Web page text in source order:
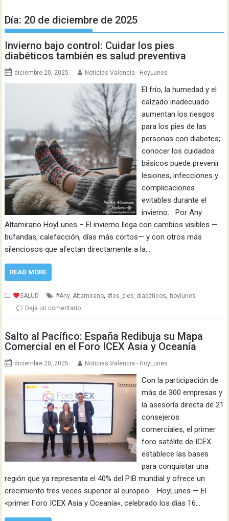
Día: 20 de diciembre de 2025
Invierno bajo control: Cuidar los pies
diabéticos también es salud preventiva
diciembre 20, 2025 Noticias Valencia - HoyLunes
El frío, la humedad y el
calzado inadecuado
aumentan los riesgos
para los pies de las
personas con diabetes;
conocer los cuidados
básicos puede prevenir
lesiones, infecciones y
complicaciones
evitables durante el
invierno. Por Any
Altamirano HoyLunes – El invierno llega con cambios visibles —
bufandas, calefacción, días más cortos— y con otros más
silenciosos que afectan directamente a la…
READ MORE
SALUD #Any_Altamirano,#los_pies_diabéticos, hoylunes
Deja un comentario
Salto al Pacífico: España Redibuja su Mapa
Comercial en el Foro ICEX Asia y Oceanía
diciembre 20, 2025 Noticias Valencia - HoyLunes
Con la participación de
más de 300 empresas y
la asesoría directa de 21
consejeros
comerciales, el primer
foro satélite de ICEX
establece las bases
para conquistar una
región que ya representa el 40% del PIB mundial y ofrece un
crecimiento tres veces superior al europeo. HoyLunes — El
«primer Foro ICEX Asia y Oceanía«, celebrado los días 16…